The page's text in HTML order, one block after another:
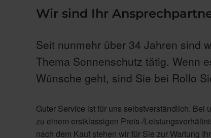
Wir sind Ihr
Seit nunmehr über 34 Jahren sind
Thema Sonnenschutz tätig. Wenn
Wünsche geht, sind Sie bei Rollo
Guter Service ist für uns selbstverständlich. Bei
zu einem erstklassigen Preis-/
nach dem Kauf stehen wir für Sie zur Wartung